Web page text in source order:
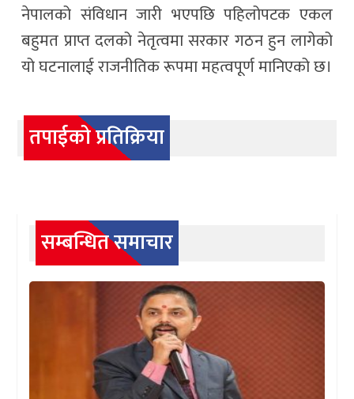
नेपालको संविधान जारी भएपछि पहिलोपटक एकल
बहुमत प्राप्त दलको नेतृत्वमा सरकार गठन हुन लागेको
यो घटनालाई राजनीतिक रूपमा महत्वपूर्ण मानिएको छ।
तपाईको प्रतिक्रिया
सम्बन्धित समाचार